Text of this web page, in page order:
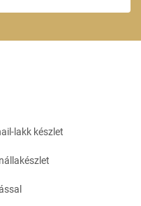
lakk készlet